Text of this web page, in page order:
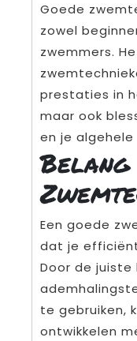
Goede
zowel
zwemmers.
prestaties in
maar ook
en je
Belang
Een goede
dat je
Door de juiste
te gebruiken,
ontwikkelen